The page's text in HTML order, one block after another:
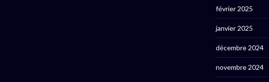
février 2025
janvier 2025
décembre 2024
novembre 2024